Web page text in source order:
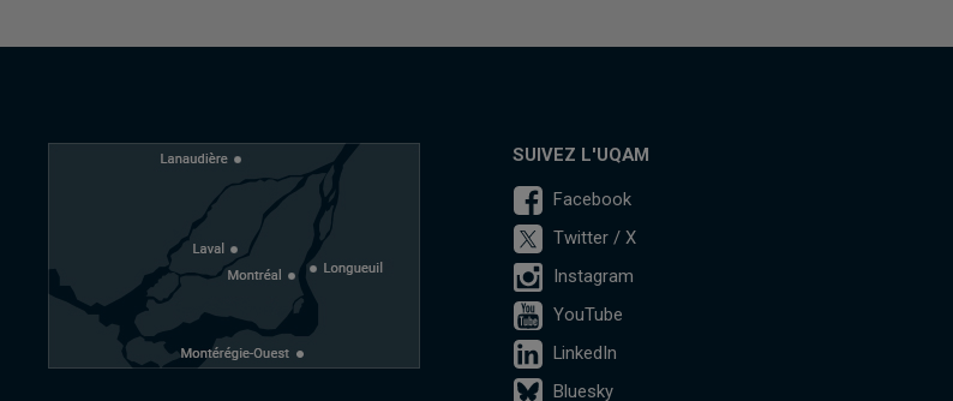
SUIVEZ L'UQAM
Facebook
Twitter / X
Instagram
YouTube
LinkedIn
Bluesky